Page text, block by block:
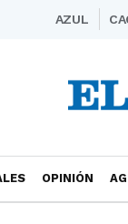
AZUL
OPINIÓN